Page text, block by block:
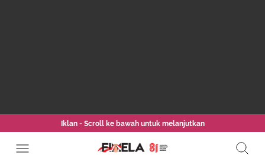
Iklan - Scroll ke bawah untuk melanjutkan